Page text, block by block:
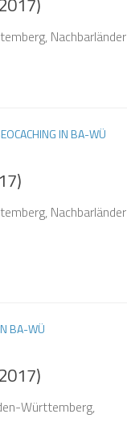
Nachbarländer
IN BA-WÜ
Nachbarländer
BA-WÜ
Württemberg,